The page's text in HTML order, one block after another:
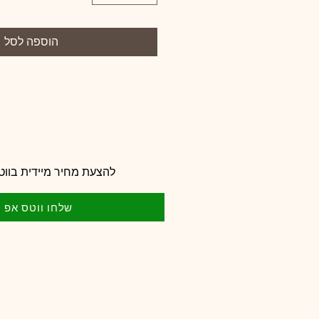
הוספה לסל
להצעת מחיר מיידית
שלחו ווטס אפ